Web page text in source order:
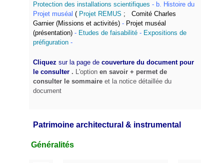
Protection des installations scientifiques - b. Histoire du
Projet muséal ( Projet REMUS ; Comité Charles
Garnier(Missions et activités) - Projet muséal
(présentation) - Etudes de faisabilité - Expositions de
préfiguration -
Cliquez sur la page de couverture du document pour
le consulter . L'option en savoir + permet de
consulter le sommaire et la notice détaillée du
document
Patrimoine architectural & instrumental
Généralités